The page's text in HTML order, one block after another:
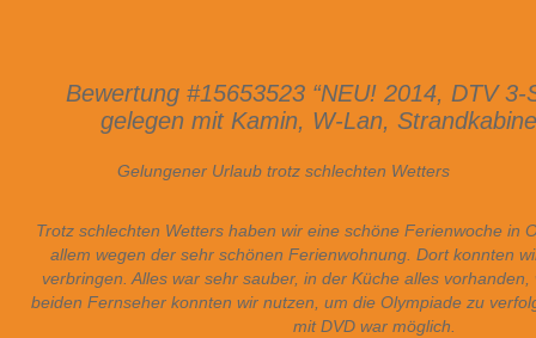
Bewertung #15653523 “NEU! 2014, DTV
gelegen mit Kamin, W-Lan,
Gelungener Urlaub trotz schlechten Wetters
Trotz schlechten Wetters haben wir eine schöne Ferienwoche in
allem wegen der sehr schönen Ferienwohnung. Dort konnten
verbringen. Alles war sehr sauber, in der Küche alles
beiden Fernseher konnten wir nutzen, um die Olympiade zu
mit DVD war möglich.